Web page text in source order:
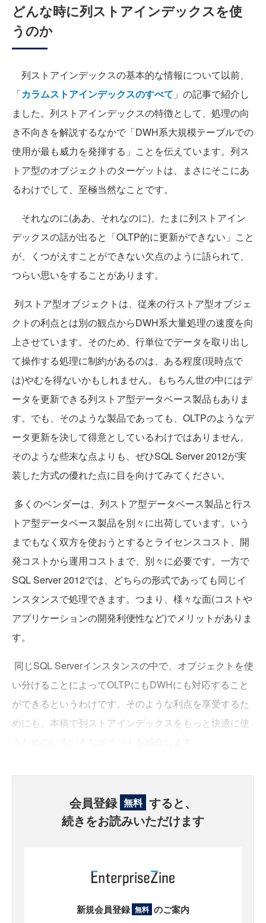
どんな時に列ストアインデックスを使
うのか
列ストアインデックスの基本的な情報について以前、
「カラムストアインデックスのすべて 」の記事で紹介し
ました。列ストアインデックスの特徴として、処理の向
き不向きを解説するなかで「DWH系大規模テーブルでの
使用が最も威力を発揮する」ことを伝えています。列ス
トア型のオブジェクトのターゲットは、まさにそこにあ
るわけでして、至極当然なことです。
それなのに(ああ、それなのに)、たまに列ストアイン
デックスの話が出ると「OLTP的に更新ができない」こと
が、くつがえすことができない欠点のように語られて、
つらい思いをすることがあります。
列ストア型オブジェクトは、従来の行ストア型オブジェ
クトの利点とは別の観点からDWH系大量処理の速度を向
上させています。そのため、行単位でデータを取り出し
て操作する処理に制約があるのは、ある程度(現時点で
は)やむを得ないかもしれません。もちろん世の中にはデ
ータを更新できる列ストア型データベース製品もありま
す。でも、そのような製品であっても、OLTPのようなデ
ータ更新を決して得意としているわけではありません。
そのような些末な点よりも、ぜひSQL Server 2012が実
装した方式の優れた点に目を向けてみてください。
多くのベンダーは、列ストア型データベース製品と行ス
トア型データベース製品を別々に出荷しています。いう
までもなく双方を使おうとするとライセンスコスト、開
発コストから運用コストまで、別々に必要です。一方で
SQL Server 2012では、どちらの形式であっても同じイ
ンスタンスで処理できます。つまり、様々な面(コストや
アプリケーションの開発利便性など)でメリットがありま
す。
同じSQL Serverインスタンスの中で、オブジェクトを使
い分けることによってOLTPにもDWHにも対応すること
ができるというわけです。そのような利点を享受するた
めにも、本稿で列ストアインデックスをもっと快適に使
会員登録 無料 すると、
続きをお読みいただけます
新規会員登録 無料 のご案内